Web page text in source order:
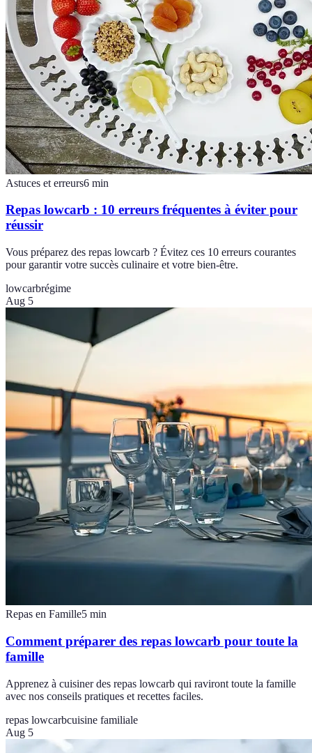
Astuces et erreurs6 min
Repas lowcarb : 10 erreurs fréquentes à éviter pour
réussir
Vous préparez des repas lowcarb ? Évitez ces 10 erreurs courantes
pour garantir votre succès culinaire et votre bien-être.
lowcarbrégime
Aug 5
Repas en Famille5 min
Comment préparer des repas lowcarb pour toute la
famille
Apprenez à cuisiner des repas lowcarb qui raviront toute la famille
avec nos conseils pratiques et recettes faciles.
repas lowcarbcuisine familiale
Aug 5